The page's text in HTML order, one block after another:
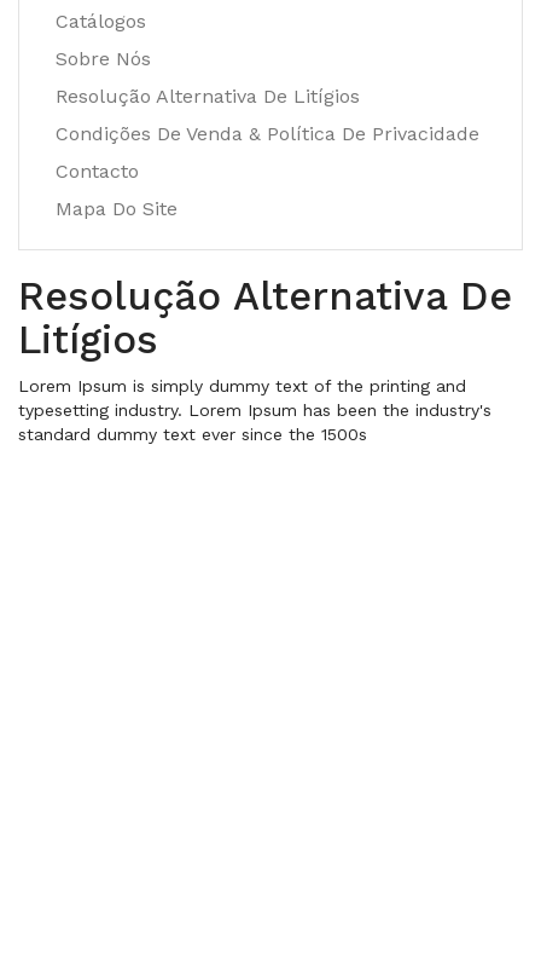
Catálogos
Sobre Nós
Resolução Alternativa De Litígios
Condições De Venda & Política De Privacidade
Contacto
Mapa Do Site
Resolução Alternativa De
Litígios
Lorem Ipsum is simply dummy text of the printing and
typesetting industry. Lorem Ipsum has been the industry's
standard dummy text ever since the 1500s